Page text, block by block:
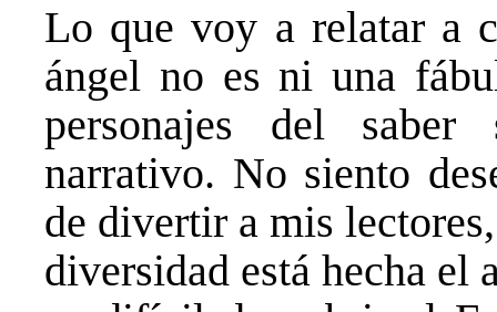
Lo que voy a relatar a
ángel no es ni una
personajes del
narrativo. No siento
de divertir a mis
diversidad está hecha el